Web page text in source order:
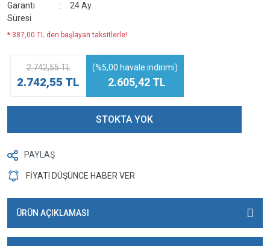
Garanti
Süresi
24 Ay
* 387,00 TL den başlayan taksitlerle!
2.742,55 TL
2.742,55 TL
(%5,00 havale indirimi)
2.605,42 TL
STOKTA YOK
PAYLAŞ
FİYATI DÜŞÜNCE HABER VER
ÜRÜN AÇIKLAMASI